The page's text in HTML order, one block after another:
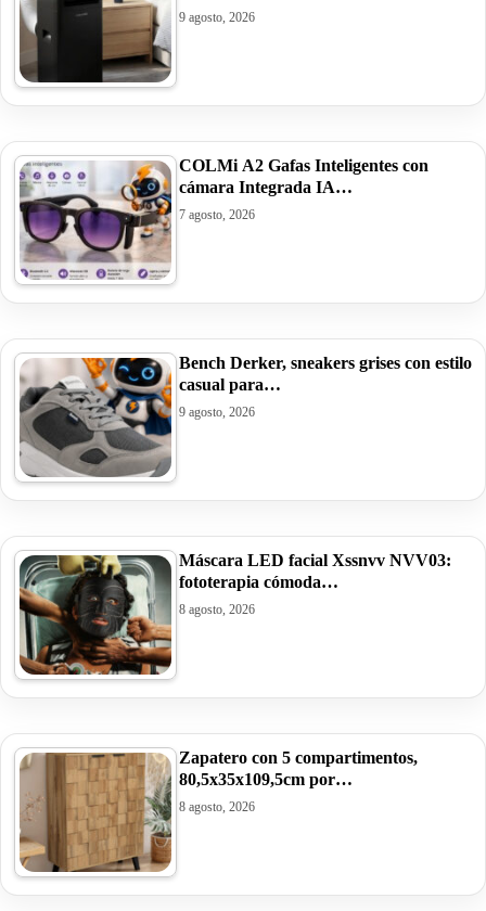
9 agosto, 2026
COLMi A2 Gafas Inteligentes con
cámara Integrada IA…
7 agosto, 2026
Bench Derker, sneakers grises con estilo
casual para…
9 agosto, 2026
Máscara LED facial Xssnvv NVV03:
fototerapia cómoda…
8 agosto, 2026
Zapatero con 5 compartimentos,
80,5x35x109,5cm por…
8 agosto, 2026